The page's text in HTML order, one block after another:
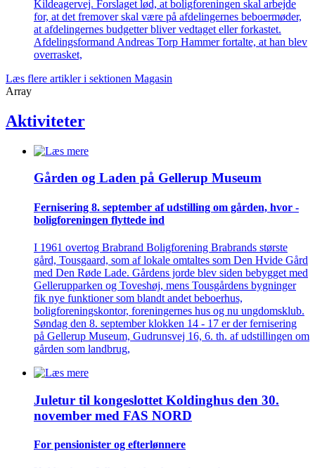
Kildeagervej. Forslaget lød, at boligforeningen skal arbejde
for, at det fremover skal være på afdelingernes beboermøder,
at afdelingernes budgetter bliver vedtaget eller forkastet.
Afdelingsformand Andreas Torp Hammer fortalte, at han blev
overrasket,
Læs flere artikler i sektionen Magasin
Array
Aktiviteter
Gården og Laden på Gellerup Museum
Fernisering 8. september af ­udstilling om gården, hvor ­
bolig­foreningen flyttede ind
I 1961 overtog Brabrand Boligforening Brabrands største
gård, Tousgaard, som af lokale omtaltes som Den Hvide Gård
med Den Røde Lade. Gårdens jorde blev siden bebygget med
Gellerupparken og Toveshøj, mens Tousgårdens bygninger
fik nye funktioner som blandt andet beboerhus,
boligforeningskontor, foreningernes hus og nu ungdomsklub.
Søndag den 8. september klokken 14 - 17 er der fernisering
på Gellerup Museum, Gudrunsvej 16, 6. th. af udstillingen om
gården som landbrug,
Juletur til kongeslottet Koldinghus den 30.
november med FAS NORD
For pensionister og efterlønnere